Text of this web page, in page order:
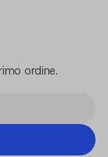
ordine.